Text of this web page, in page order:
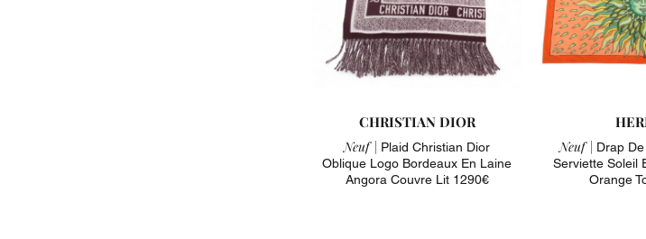
CHRISTIAN DIOR
Neuf | Plaid Christian Dior
Oblique Logo Bordeaux En Laine
Angora Couvre Lit 1290€
Neuf | Drap
Serviette Soleil
Orange